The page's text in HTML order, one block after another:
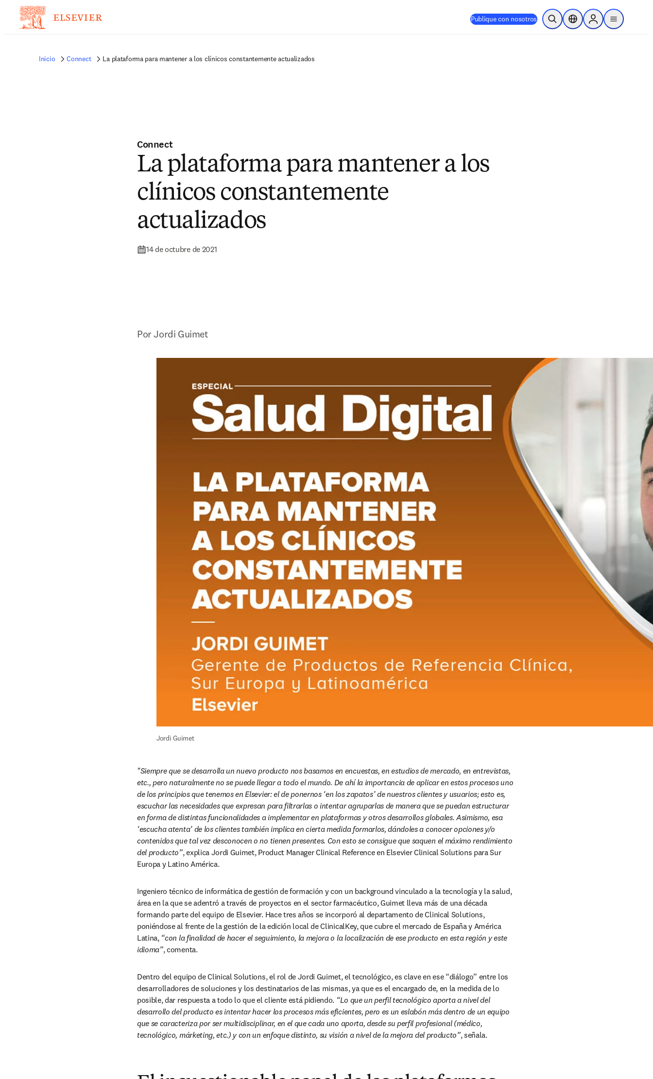
Publique con nosotros Abrir búsquedaSelector de ubicación
Sign in to products
menu
Inicio Connect La plataforma para mantener a los clínicos constantemente actualizados
Connect
La plataforma para mantener a los
clínicos constantemente
actualizados
14 de octubre de 2021
Por Jordi Guimet
Jordi Guimet
"Siempre que se desarrolla un nuevo producto nos basamos en encuestas, en estudios de mercado, en entrevistas,
etc., pero naturalmente no se puede llegar a todo el mundo. De ahí la importancia de aplicar en estos procesos uno
de los principios que tenemos en Elsevier: el de ponernos ‘en los zapatos’ de nuestros clientes y usuarios; esto es,
escuchar las necesidades que expresan para filtrarlas o intentar agruparlas de manera que se puedan estructurar
en forma de distintas funcionalidades a implementar en plataformas y otros desarrollos globales. Asimismo, esa
‘escucha atenta’ de los clientes también implica en cierta medida formarlos, dándoles a conocer opciones y/o
contenidos que tal vez desconocen o no tienen presentes. Con esto se consigue que saquen el máximo rendimiento
del producto”, explica Jordi Guimet, Product Manager Clinical Reference en Elsevier Clinical Solutions para Sur
Europa y Latino América.
Ingeniero técnico de informática de gestión de formación y con un background vinculado a la tecnología y la salud,
área en la que se adentró a través de proyectos en el sector farmacéutico, Guimet lleva más de una década
formando parte del equipo de Elsevier. Hace tres años se incorporó al departamento de Clinical Solutions,
poniéndose al frente de la gestión de la edición local de ClinicalKey, que cubre el mercado de España y América
Latina, “con la finalidad de hacer el seguimiento, la mejora o la localización de ese producto en esta región y este
idioma”, comenta.
Dentro del equipo de Clinical Solutions, el rol de Jordi Guimet, el tecnológico, es clave en ese “diálogo” entre los
desarrolladores de soluciones y los destinatarios de las mismas, ya que es el encargado de, en la medida de lo
posible, dar respuesta a todo lo que el cliente está pidiendo. “Lo que un perfil tecnológico aporta a nivel del
desarrollo del producto es intentar hacer los procesos más eficientes, pero es un eslabón más dentro de un equipo
que se caracteriza por ser multidisciplinar, en el que cada uno aporta, desde su perfil profesional (médico,
tecnológico, márketing, etc.) y con un enfoque distinto, su visión a nivel de la mejora del producto”, señala.